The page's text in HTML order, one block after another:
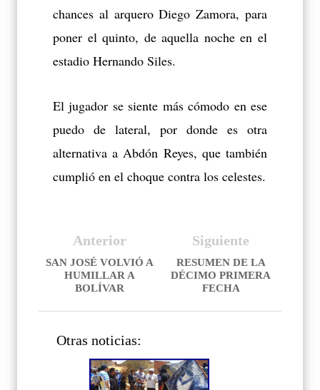
chances al arquero Diego Zamora, para
poner el quinto, de aquella noche en el
estadio Hernando Siles.
El jugador se siente más cómodo en ese
puedo de lateral, por donde es otra
alternativa a Abdón Reyes, que también
cumplió en el choque contra los celestes.
Siguiente
RESUMEN DE LA
DÉCIMO PRIMERA
FECHA
Anterior
SAN JOSÉ VOLVIÓ A
HUMILLAR A
BOLÍVAR
Otras noticias: